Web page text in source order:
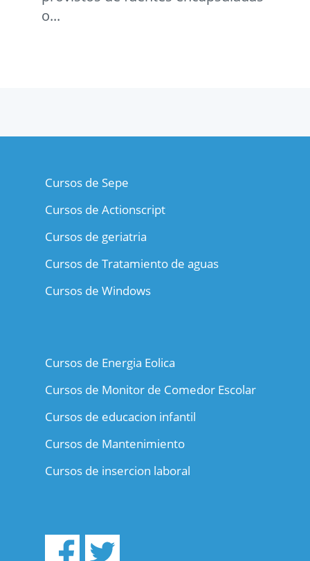
o...
Cursos de Sepe
Cursos de Actionscript
Cursos de geriatria
Cursos de Tratamiento de aguas
Cursos de Windows
Cursos de Energia Eolica
Cursos de Monitor de Comedor Escolar
Cursos de educacion infantil
Cursos de Mantenimiento
Cursos de insercion laboral